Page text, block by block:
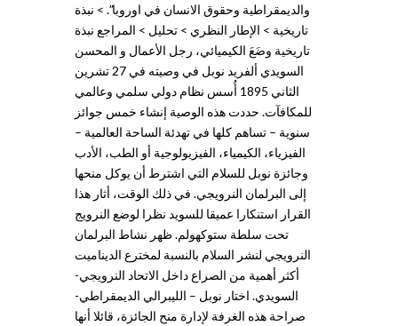
والديمقراطية وحقوق الانسان في اوروبا”. > نبذة
تاريخية > الإطار النظري > تحليل > المراجع نبذة
تاريخية وضَعَ الكيميائي، رجل الأعمال و المحسن
السويدي ألفريد نوبل في وصيته في 27 تشرين
الثاني 1895 أُسس نظام دولي سلمي وعالمي
للمكافآت. حددت هذه الوصية إنشاء خمس جوائز
سنوية – تساهم كلها في تهدئة الساحة العالمية –
الفيزياء، الكيمياء، الفيزيولوجية أو الطب، الأدب
وجائزة نوبل للسلام التي اشترط أن يوكل منحها
إلى البرلمان النرويجي. في ذلك الوقت، أثار هذا
القرار استنكارا عميقا للسويد نظرا لوضع النرويج
تحت سلطة ستوكهولم. ظهر نشاط البرلمان
النرويجي لنشر السلام بالنسبة لمخترع الديناميت
أكثر أهمية من الصراع داخل الاتحاد النرويجي-
السويدي. اختار نوبل – الليبرالي الديمقراطي-
صراحة هذه الغرفة لإدارة منح الجائزة، قائلا أنها